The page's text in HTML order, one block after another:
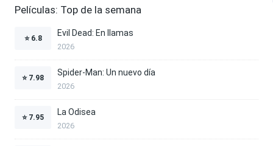
Películas: Top de la semana
⭐ 6.8
Evil Dead: En llamas
2026
⭐ 7.98
Spider-Man: Un nuevo día
2026
⭐ 7.95
La Odisea
2026